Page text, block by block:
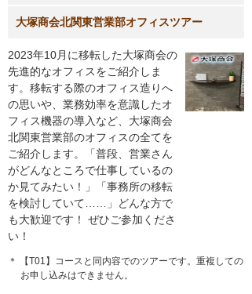
大塚商会北関東営業部オフィスツアー
2023年10月に移転した大塚商会の
先進的なオフィスをご紹介しま
す。移転する際のオフィス造りへ
の思いや、業務効率を意識したオ
フィス機器の導入など、大塚商会
北関東営業部のオフィスの全てを
ご紹介します。「普段、営業さん
がどんなところで仕事しているの
か見てみたい！」「事務所の移転
を検討していて……」どんな方で
も大歓迎です！ ぜひご参加くださ
い！
＊ 【T01】コースと同内容でのツアーです。重複しての
お申し込みはできません。